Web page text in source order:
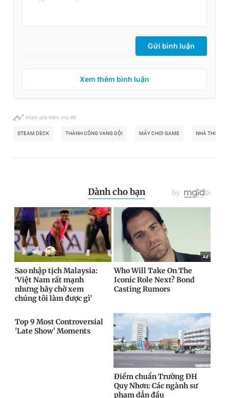
Gửi bình luận
Xem thêm bình luận
Khám phá thêm chủ đề
STEAM DECK THÀNH CÔNG VANG DỘI MÁY CHƠI GAME NHÀ THIẾT KẾ